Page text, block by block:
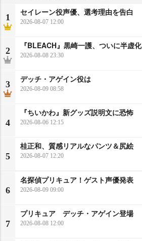
1
セイレーン役声優、選考理由を告白
2026-08-07 12:00
2
『BLEACH』黒崎一護、ついに半虚化
2026-08-08 23:30
3
デッチ・アゲイン役は
2026-08-09 08:58
4
『ちいかわ』新グッズ説明文に恐怖
2026-08-06 12:15
5
桂正和、質感リアルなパンツ＆尻絵
2026-08-07 12:20
6
名探偵プリキュア！ゲスト声優発表
2026-08-09 09:00
7
プリキュア デッチ・アゲイン登場
2026-08-08 12:00